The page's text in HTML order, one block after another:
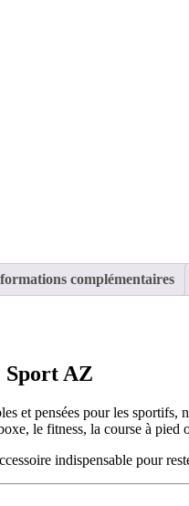
complémentaires
Sport AZ
et pensées pour les sportifs,
le fitness, la course à pied
indispensable pour